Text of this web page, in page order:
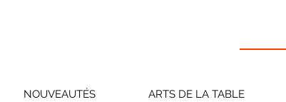
NOUVEAUTÉS ARTS DE LA TABLE